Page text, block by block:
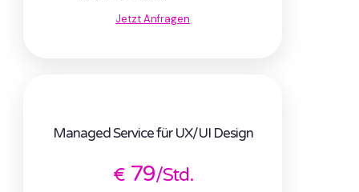
Jetzt Anfragen
Managed Service für UX/UI Design
€79/Std.